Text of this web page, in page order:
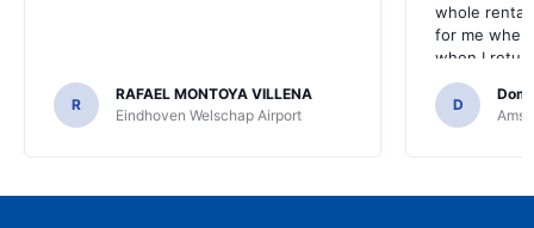
R
RAFAEL MONTOYA VILLENA
Eindhoven Welschap Airport
whole
for me
when I
the desk
will be
check the
D